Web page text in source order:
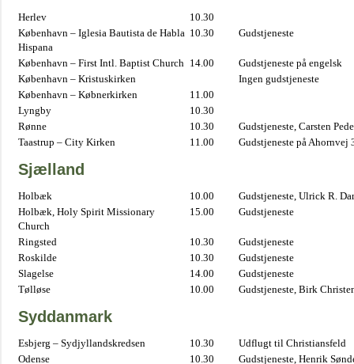
Herlev
10.30
København – Iglesia Bautista de Habla
Hispana
10.30 Gudstjeneste
København – First Intl. Baptist Church 14.00
Gudstjeneste på engelsk
København – Kristuskirken
Ingen gudstjeneste
København – Købnerkirken
11.00
Lyngby
10.30
Rønne
10.30
Gudstjeneste, Carsten
Taastrup – City Kirken
11.00 Gudstjeneste på Ahornvej
Sjælland
Holbæk 10.00
Gudstjeneste, Ulrick R.
Holbæk, Holy Spirit Missionary
Church
15.00 Gudstjeneste
Ringsted 10.30
Gudstjeneste
Roskilde
10.30
Gudstjeneste
Slagelse
14.00
Gudstjeneste
Tølløse
10.00 Gudstjeneste, Birk
Syddanmark
Esbjerg – Sydjyllandskredsen 10.30
Udflugt til Christiansfeld
Odense
10.30 Gudstjeneste, Henrik